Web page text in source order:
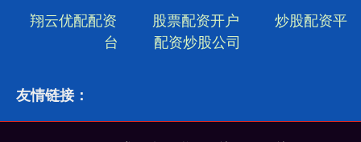
翔云优配配资 股票配资开户
炒股配资平
台
配资炒股公司
友情链接：